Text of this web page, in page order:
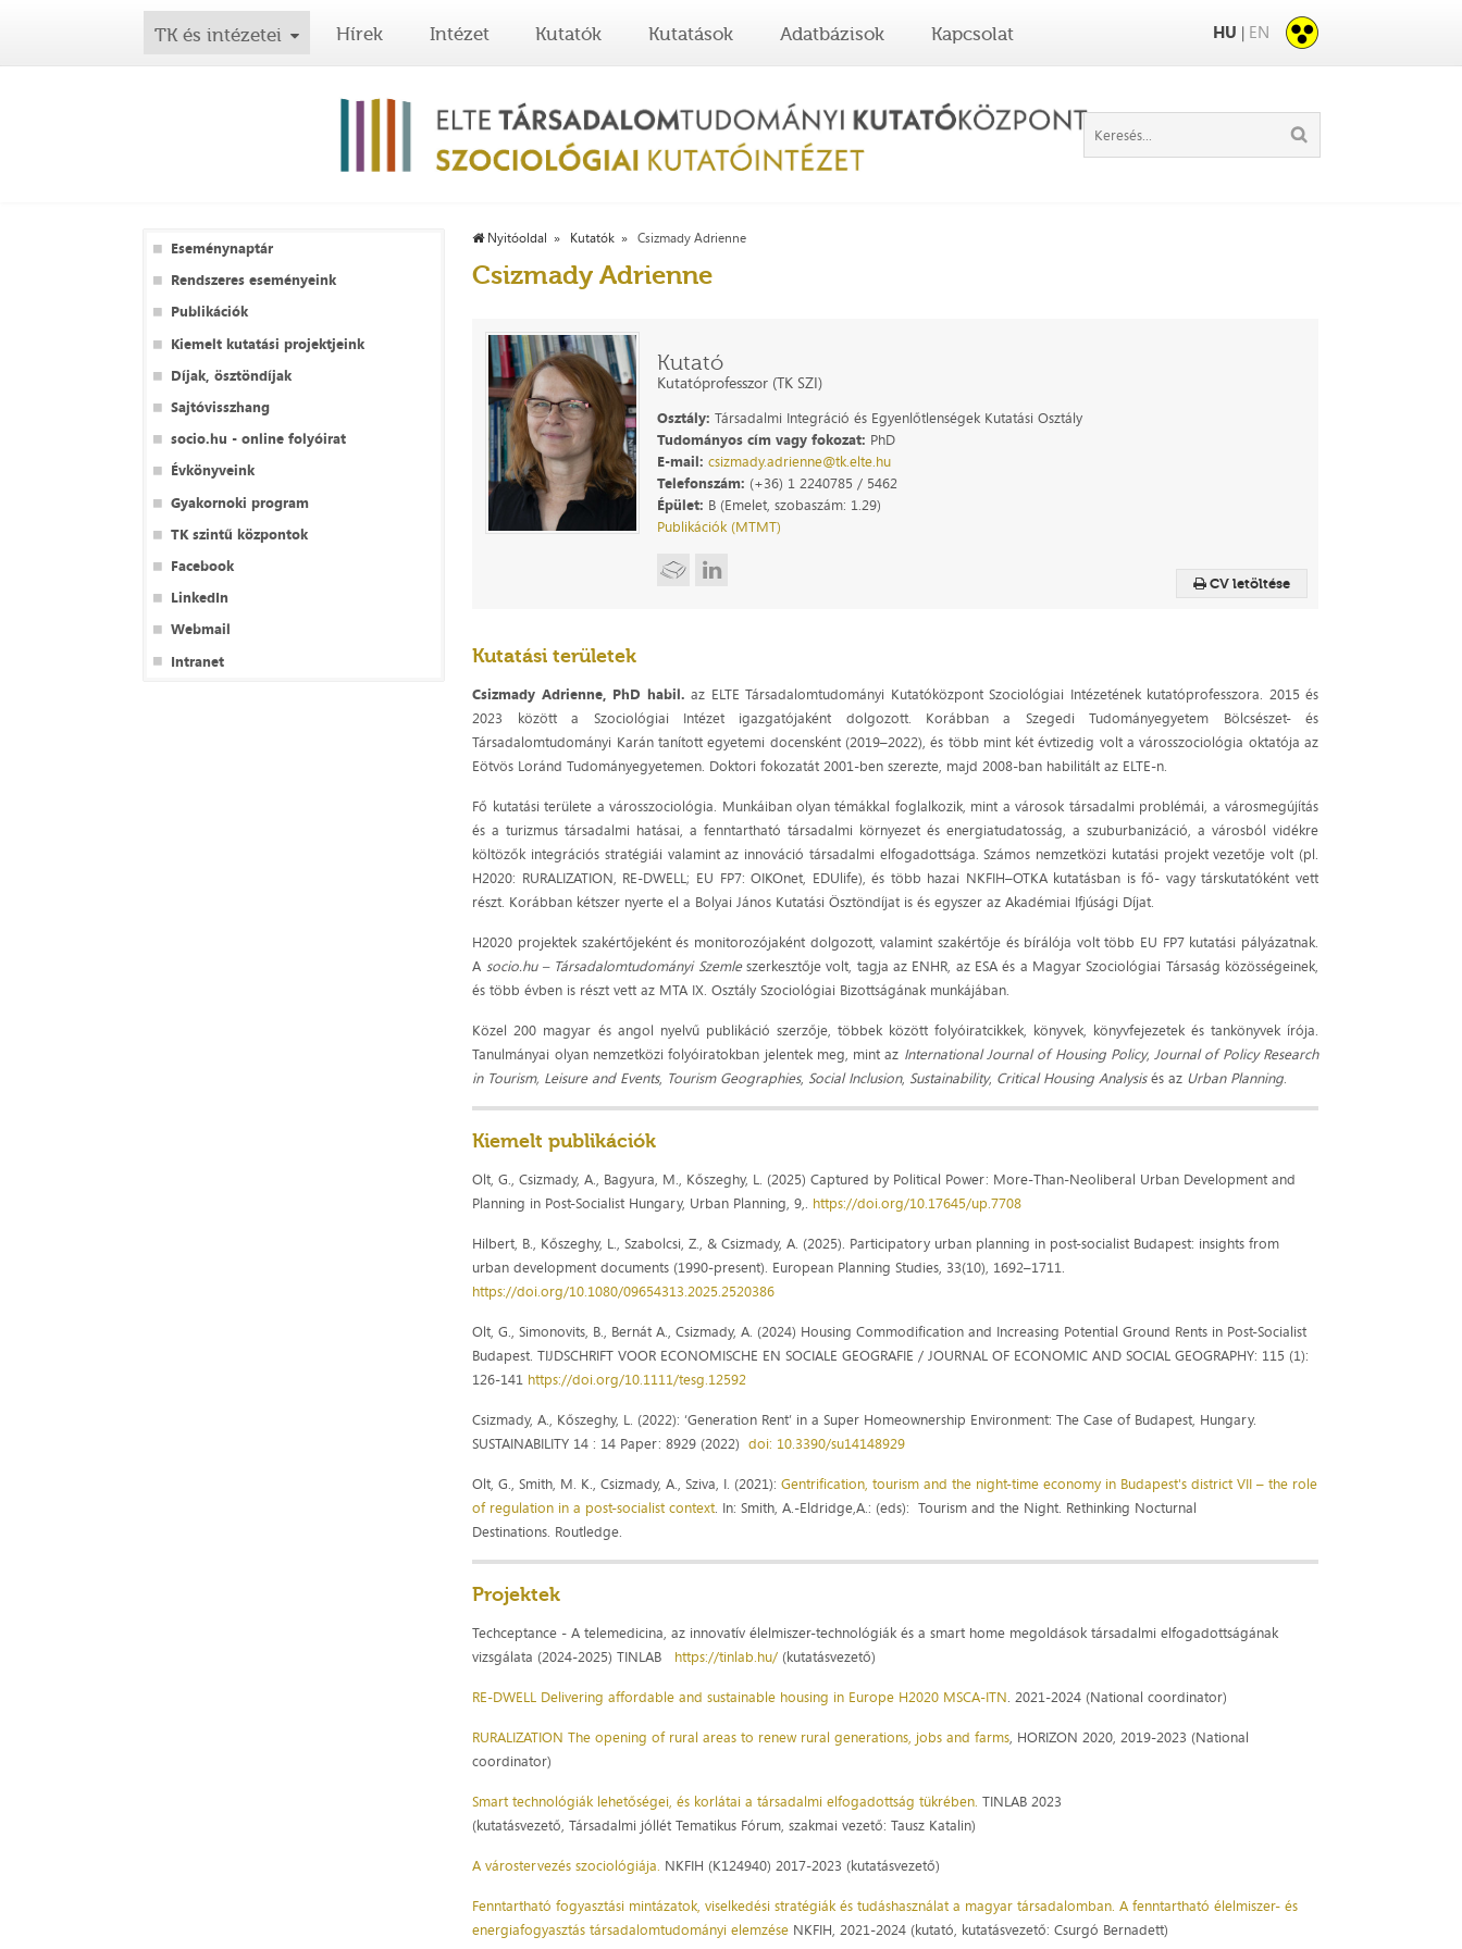
TK és intézetei Hírek Intézet Kutatók Kutatások Adatbázisok Kapcsolat HU | EN
Eseménynaptár
Rendszeres eseményeink
Publikációk
Kiemelt kutatási projektjeink
Díjak, ösztöndíjak
Sajtóvisszhang
socio.hu - online folyóirat
Évkönyveink
Gyakornoki program
TK szintű központok
Facebook
LinkedIn
Webmail
Intranet
Nyitóoldal Kutatók Csizmady Adrienne
Csizmady Adrienne
CV letöltése
Kutató
Kutatóprofesszor (TK SZI)
Osztály: Társadalmi Integráció és Egyenlőtlenségek Kutatási Osztály
Tudományos cím vagy fokozat: PhD
E-mail: csizmady.adrienne@tk.elte.hu
Telefonszám: (+36) 1 2240785 / 5462
Épület: B (Emelet, szobaszám: 1.29)
Publikációk (MTMT)
Kutatási területek
Csizmady Adrienne, PhD habil. az ELTE Társadalomtudományi Kutatóközpont Szociológiai Intézetének kutatóprofesszora. 2015 és
2023 között a Szociológiai Intézet igazgatójaként dolgozott. Korábban a Szegedi Tudományegyetem Bölcsészet- és
Társadalomtudományi Karán tanított egyetemi docensként (2019–2022), és több mint két évtizedig volt a városszociológia oktatója az
Eötvös Loránd Tudományegyetemen. Doktori fokozatát 2001-ben szerezte, majd 2008-ban habilitált az ELTE-n.
Fő kutatási területe a városszociológia. Munkáiban olyan témákkal foglalkozik, mint a városok társadalmi problémái, a városmegújítás
és a turizmus társadalmi hatásai, a fenntartható társadalmi környezet és energiatudatosság, a szuburbanizáció, a városból vidékre
költözők integrációs stratégiái valamint az innováció társadalmi elfogadottsága. Számos nemzetközi kutatási projekt vezetője volt (pl.
H2020: RURALIZATION, RE-DWELL; EU FP7: OIKOnet, EDUlife), és több hazai NKFIH–OTKA kutatásban is fő- vagy társkutatóként vett
részt. Korábban kétszer nyerte el a Bolyai János Kutatási Ösztöndíjat is és egyszer az Akadémiai Ifjúsági Díjat.
H2020 projektek szakértőjeként és monitorozójaként dolgozott, valamint szakértője és bírálója volt több EU FP7 kutatási pályázatnak.
A socio.hu – Társadalomtudományi Szemleszerkesztője volt, tagja az ENHR, az ESA és a Magyar Szociológiai Társaság közösségeinek,
és több évben is részt vett az MTA IX. Osztály Szociológiai Bizottságának munkájában.
Közel 200 magyar és angol nyelvű publikáció szerzője, többek között folyóiratcikkek, könyvek, könyvfejezetek és tankönyvek írója.
Tanulmányai olyan nemzetközi folyóiratokban jelentek meg, mint az International Journal of Housing Policy,Journal of Policy Research
in Tourism, Leisure and Events, Tourism Geographies, Social Inclusion, Sustainability, Critical Housing Analysisés az Urban Planning.
Kiemelt publikációk
Olt, G., Csizmady, A., Bagyura, M., Kőszeghy, L. (2025) Captured by Political Power: More-Than-Neoliberal Urban Development and
Planning in Post-Socialist Hungary, Urban Planning, 9,. https://doi.org/10.17645/up.7708
Hilbert, B., Kőszeghy, L., Szabolcsi, Z., & Csizmady, A. (2025). Participatory urban planning in post-socialist Budapest: insights from
urban development documents (1990-present). European Planning Studies, 33(10), 1692–1711.
https://doi.org/10.1080/09654313.2025.2520386
Olt, G., Simonovits, B., Bernát A., Csizmady, A. (2024) Housing Commodification and Increasing Potential Ground Rents in Post-Socialist
Budapest. TIJDSCHRIFT VOOR ECONOMISCHE EN SOCIALE GEOGRAFIE / JOURNAL OF ECONOMIC AND SOCIAL GEOGRAPHY: 115 (1):
126-141 https://doi.org/10.1111/tesg.12592
Csizmady, A., Kőszeghy, L. (2022): ‘Generation Rent’ in a Super Homeownership Environment: The Case of Budapest, Hungary.
SUSTAINABILITY 14 : 14 Paper: 8929 (2022) doi: 10.3390/su14148929
Olt, G., Smith, M. K., Csizmady, A., Sziva, I. (2021):Gentrification, tourism and the night-time economy in Budapest's district VII – the role
of regulation in a post-socialist context. In: Smith, A.-Eldridge,A.: (eds): Tourism and the Night. Rethinking Nocturnal
Destinations. Routledge.
Projektek
Techceptance - A telemedicina, az innovatív élelmiszer-technológiák és a smart home megoldások társadalmi elfogadottságának
vizsgálata (2024-2025) TINLAB https://tinlab.hu/ (kutatásvezető)
RE-DWELL Delivering affordable and sustainable housing in Europe H2020 MSCA-ITN. 2021-2024 (National coordinator)
RURALIZATION The opening of rural areas to renew rural generations, jobs and farms, HORIZON 2020, 2019-2023 (National
coordinator)
Smart technológiák lehetőségei, és korlátai a társadalmi elfogadottság tükrében. TINLAB 2023
(kutatásvezető, Társadalmi jóllét Tematikus Fórum, szakmai vezető: Tausz Katalin)
A várostervezés szociológiája. NKFIH (K124940) 2017-2023 (kutatásvezető)
Fenntartható fogyasztási mintázatok, viselkedési stratégiák és tudáshasználat a magyar társadalomban. A fenntartható élelmiszer- és
energiafogyasztás társadalomtudományi elemzése NKFIH, 2021-2024 (kutató, kutatásvezető: Csurgó Bernadett)